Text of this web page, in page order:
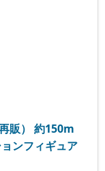
販） 約150m
ンフィギュア